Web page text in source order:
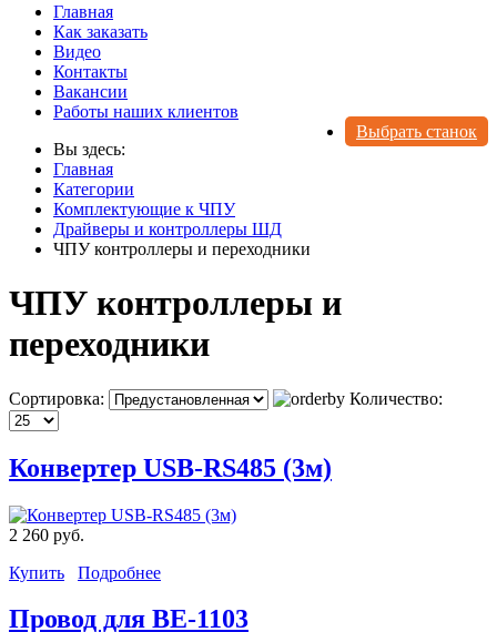
Главная
Как заказать
Видео
Контакты
Вакансии
Работы наших клиентов
Выбрать станок
Вы здесь:
Главная
Категории
Комплектующие к ЧПУ
Драйверы и контроллеры ШД
ЧПУ контроллеры и переходники
ЧПУ контроллеры и
переходники
Сортировка: Количество:
Конвертер USB-RS485 (3м)
2 260 руб.
Купить
Подробнее
Провод для BE-1103